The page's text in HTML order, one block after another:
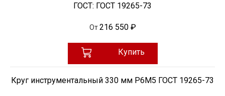
ГОСТ: ГОСТ 19265-73
От 216 550 ₽
Купить
Круг инструментальный 330 мм Р6М5 ГОСТ 19265-73